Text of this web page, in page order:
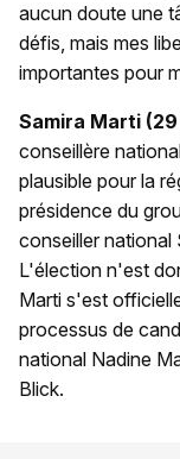
aucun doute une
défis, mais mes
importantes pour
Samira Marti (29
conseillère
plausible pour la
présidence du
conseiller national
L'élection n'est
Marti s'est
processus de
national Nadine
Blick.